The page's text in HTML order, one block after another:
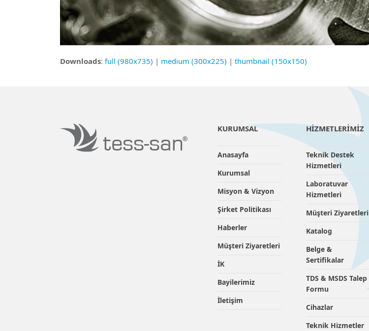
Downloads: full (980x735) | medium (300x225) | thumbnail (150x150)
KURUMSAL
Anasayfa
Kurumsal
Misyon & Vizyon
Şirket Politikası
Haberler
Müşteri Ziyaretleri
İK
Bayilerimiz
İletişim
HİZMETLERİMİZ
Teknik Destek
Hizmetleri
Laboratuvar
Hizmetleri
Müşteri Ziyaretleri
Katalog
Belge &
Sertifikalar
TDS & MSDS Talep
Formu
Cihazlar
Teknik Hizmetler